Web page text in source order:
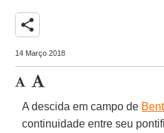
share
14 Março 2018
A descida em campo de
continuidade entre seu